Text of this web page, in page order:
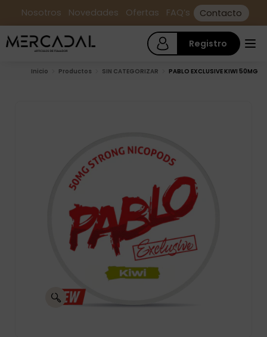
Nosotros Novedades Ofertas FAQ’s Contacto
Registro
Inicio Productos SIN CATEGORIZAR PABLO EXCLUSIVE KIWI 50MG